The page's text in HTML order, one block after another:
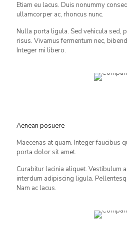
Etiam eu lacus. Duis nonummy
ullamcorper ac, rhoncus nunc.
Nulla porta ligula. Sed vehicula sed,
risus. Vivamus fermentum nec,
Integer mi libero.
Aenean posuere
Maecenas at quam. Integer faucibus
porta dolor sit amet.
Curabitur lacinia aliquet. Vestibulum
interdum adipiscing ligula.
Nam ac lacus.